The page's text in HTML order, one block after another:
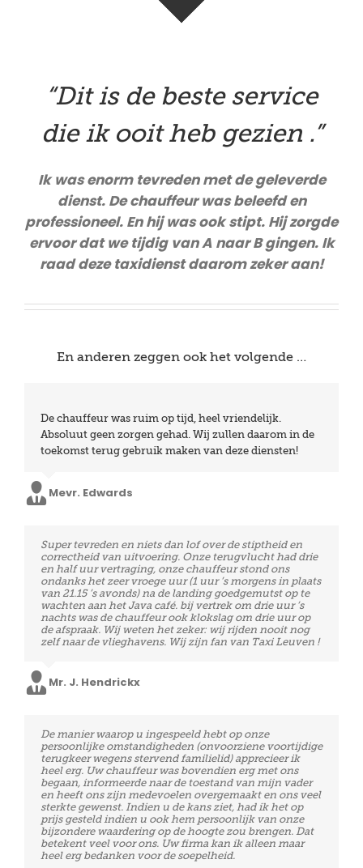
“Dit is de beste service
die ik ooit heb gezien .”
Ik was enorm tevreden met de geleverde
dienst. De chauffeur was beleefd en
professioneel. En hij was ook stipt. Hij zorgde
ervoor dat we tijdig van A naar B gingen. Ik
raad deze taxidienst daarom zeker aan!
En anderen zeggen ook het volgende …
We waren zeer tevreden over de stiptheid en de
vriendelijkheid van de chauffeurs. Bij aankomst had ik
problemen omdat de baggage niet mee was. De
het zelf een beetje genant omdat hij extra moest
wachten. We hebben al meermaals geboekt met Taxi
Mevr. Viot
De chauffeur was ruim op tijd, heel vriendelijk.
Absoluut geen zorgen gehad. Wij zullen daarom in de
toekomst terug gebruik maken van deze diensten!
Mevr. Edwards
Vriendelijke chauffeurs, perfecte timing en quasi prijs
een stuk goedkoper dan sommige andere firma’s. Ik
kan de firma ten zeerste aanbevelen aan mensen die
een beroep moeten doen op luchthavenvervoer. we
zullen zeker terug een beroep doen op jullie diensten,
in de toekomst. Nogmaals bedankt voor de goeie
service.
Super tevreden en niets dan lof over de stiptheid en
correctheid van uitvoering. Onze terugvlucht had drie
en half uur vertraging, onze chauffeur stond ons
ondanks het zeer vroege uur (1 uur ’s morgens in plaats
van 21.15 ’s avonds) na de landing goedgemutst op te
wachten aan het Java café. bij vertrek om drie uur ’s
nachts was de chauffeur ook klokslag om drie uur op
de afspraak. Wij weten het zeker: wij rijden nooit nog
zelf naar de vlieghavens. Wij zijn fan van Taxi Leuven !
Mr. J. Hendrickx
Perfecte service! Vriendelijke chauffeurs en zeer stipt!
Voor een volgende verplaatsing naar de luchthaven
zullen wij zeker op jullie beroep doen!
Mevr. Docx
De manier waarop u ingespeeld hebt op onze
persoonlijke omstandigheden (onvoorziene voortijdige
terugkeer wegens stervend familielid) apprecieer ik
heel erg. Uw chauffeur was bovendien erg met ons
begaan, informeerde naar de toestand van mijn vader
en heeft ons zijn medevoelen overgemaakt en ons veel
sterkte gewenst. Indien u de kans ziet, had ik het op
prijs gesteld indien u ook hem persoonlijk van onze
bijzondere waardering op de hoogte zou brengen. Dat
betekent veel voor ons. Uw firma kan ik alleen maar
heel erg bedanken voor de soepelheid.